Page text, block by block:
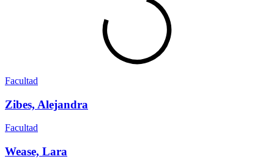
Facultad
Zibes, Alejandra
Facultad
Wease, Lara